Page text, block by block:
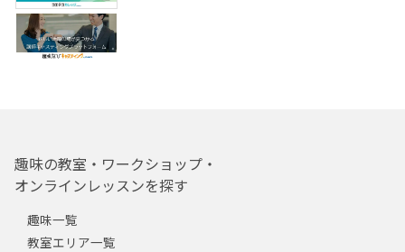
趣味の教室・ワークショップ・
オンラインレッスンを探す
趣味一覧
教室エリア一覧